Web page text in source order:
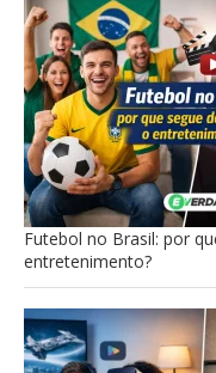
Futebol no Brasil: por
entretenimento?